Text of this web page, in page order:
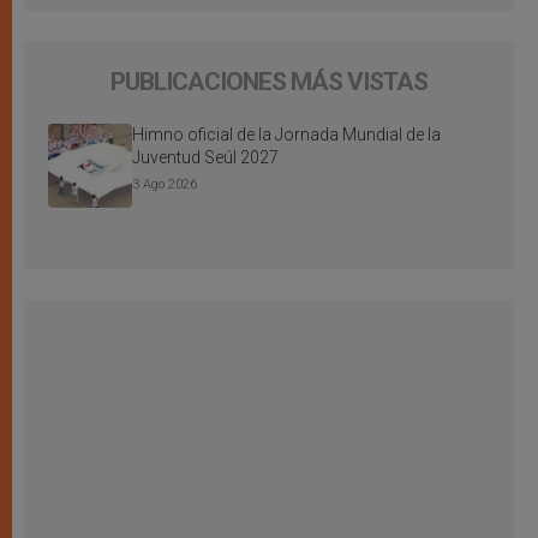
PUBLICACIONES MÁS VISTAS
Himno oficial de la Jornada Mundial de la
Juventud Seúl 2027
3 Ago 2026